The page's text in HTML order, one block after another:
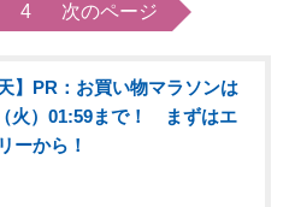
4 次のページ
天】PR：お買い物マラソンは
火）01:59まで！ まずはエ
ーから！